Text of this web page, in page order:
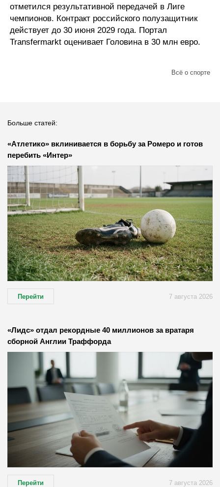
отметился результативной передачей в Лиге
чемпионов. Контракт российского полузащитник
действует до 30 июня 2029 года. Портал
Transfermarkt оценивает Головина в 30 млн евро.
Всё о спорте
Больше статей:
«Атлетико» вклинивается в борьбу за Ромеро и готов
перебить «Интер»
Перейти 7 августа 2026
«Лидс» отдал рекордные 40 миллионов за вратаря
сборной Англии Траффорда
Перейти 7 августа 2026